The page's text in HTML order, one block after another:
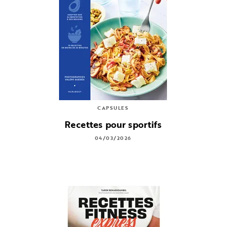
CAPSULES
Recettes pour sportifs
04/03/2026